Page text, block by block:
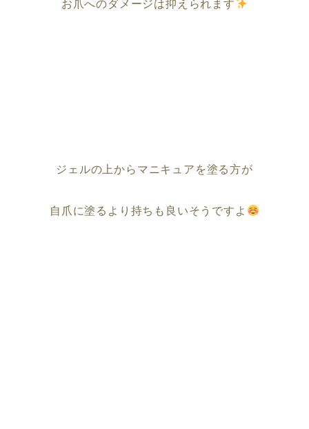
お爪へのダメージは抑えられます
ジェルの上からマニキュアを塗る方が
自爪に塗るより持ちも良いそうですよ